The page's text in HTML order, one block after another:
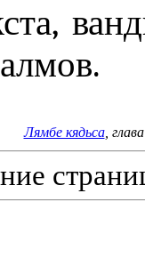
Лямбе кядьса,